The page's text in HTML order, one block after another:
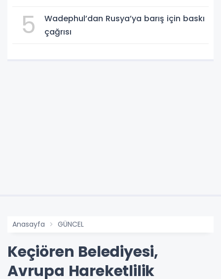
5
Wadephul’dan Rusya’ya barış için baskı
çağrısı
Anasayfa GÜNCEL
Keçiören Belediyesi,
Avrupa Hareketlilik